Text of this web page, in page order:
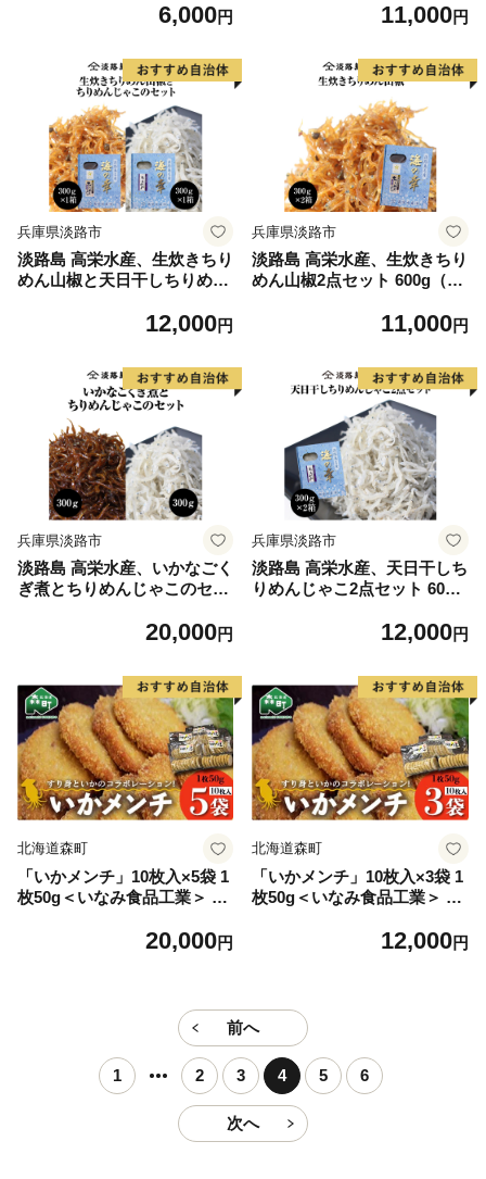
ざい パック 漬け 本場 高知
らし 人気 6000円 〈高知市共
通返礼品〉
6,000円 11,000円
兵庫県淡路市
淡路島 高栄水産、生炊きちり
めん山椒と天日干しちりめん
12,000円
兵庫県淡路市
淡路島 高栄水産、生炊きちり
めん山椒2点セット 600g（30
11,000円
兵庫県淡路市
淡路島 高栄水産、いかなごく
ぎ煮とちりめんじゃこのセッ
20,000円
兵庫県淡路市
淡路島 高栄水産、天日干しち
りめんじゃこ2点セット 600g
12,000円
北海道森町
「いかメンチ」10枚入×5袋 1
枚50g＜いなみ食品工業＞ mr
20,000円
北海道森町
「いかメンチ」10枚入×3袋 1
枚50g＜いなみ食品工業＞ mr
12,000円
前へ
1 2 3 4 5 6
次へ